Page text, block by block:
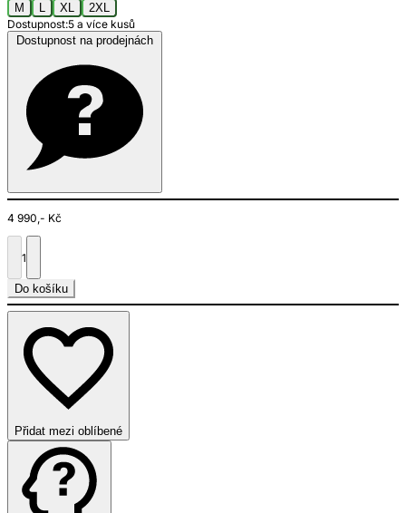
M
L XL
2XL
Dostupnost:5 a více kusů
4 990,- Kč
1
Do košíku
Přidat mezi oblíbené